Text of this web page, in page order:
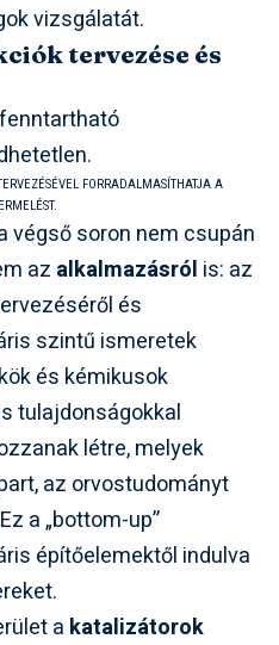
vizsgálatát.
tervezése és
FORRADALMASÍTHATJA A
végső soron nem csupán
az alkalmazásról is: az
és
szintű ismeretek
és kémikusok
tulajdonságokkal
létre, melyek
az orvostudományt
a „bottom-up”
építőelemektől indulva
a katalizátorok